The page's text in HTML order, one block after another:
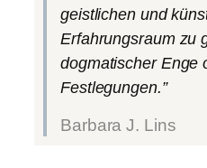
geistlichen und
Erfahrungsraum zu
dogmatischer Enge
Festlegungen.”
Barbara J. Lins